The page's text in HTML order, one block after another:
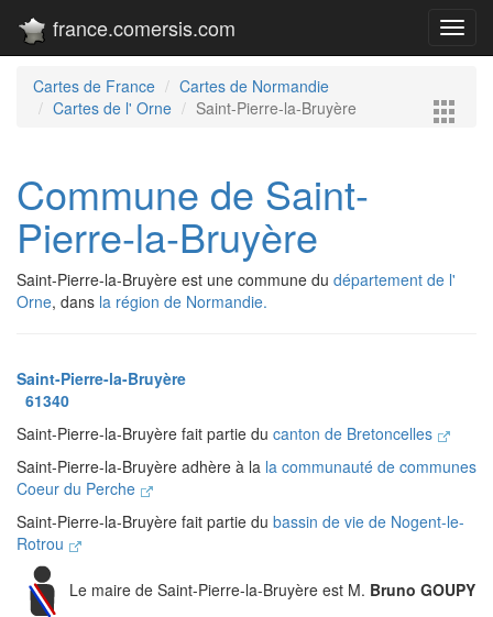
france.comersis.com
Cartes de France
Cartes de Normandie
Cartes de l' Orne
Saint-Pierre-la-Bruyère
Commune de Saint-
Pierre-la-Bruyère
Saint-Pierre-la-Bruyère est une commune du département de l'
Orne, dans la région de Normandie.
Saint-Pierre-la-Bruyère
61340
Saint-Pierre-la-Bruyère fait partie du canton de Bretoncelles
Saint-Pierre-la-Bruyère adhère à la la communauté de communes
Coeur du Perche
Saint-Pierre-la-Bruyère fait partie du bassin de vie de Nogent-le-
Rotrou
Le maire de Saint-Pierre-la-Bruyère est M. Bruno GOUPY